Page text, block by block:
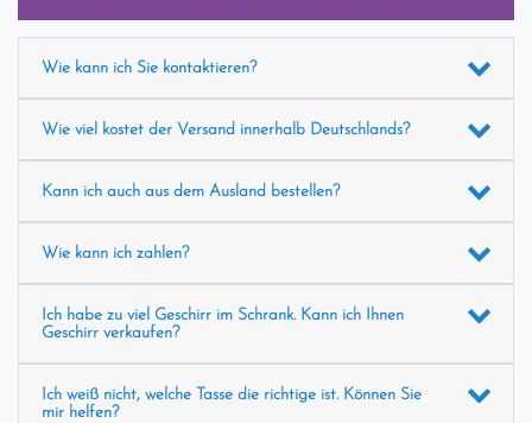
Wie kann ich Sie kontaktieren?
Wie viel kostet der Versand innerhalb Deutschlands?
Kann ich auch aus dem Ausland bestellen?
Wie kann ich zahlen?
Ich habe zu viel Geschirr im Schrank. Kann ich Ihnen
Geschirr verkaufen?
Ich weiß nicht, welche Tasse die richtige ist. Können Sie
mir helfen?